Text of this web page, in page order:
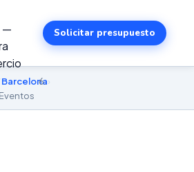
Solicitar presupuesto
Barcelona›
Y EVENTOS EN BARCELONA